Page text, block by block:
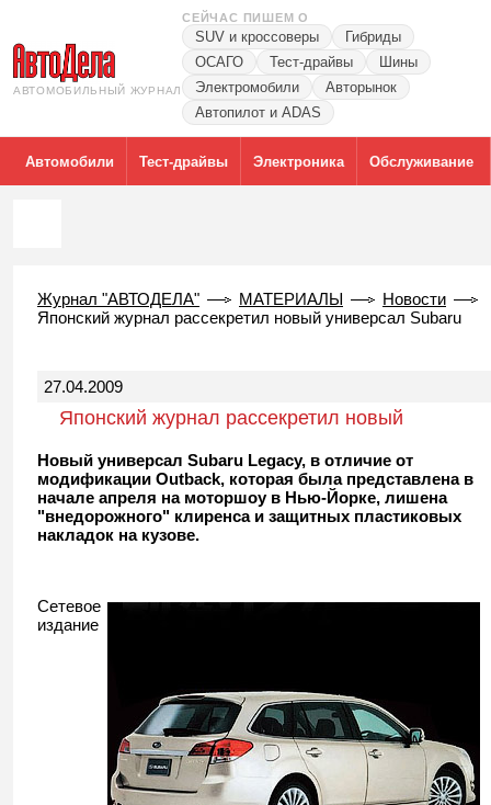
АВТОМОБИЛЬНЫЙ ЖУРНАЛ
СЕЙЧАС ПИШЕМ О
SUV и кроссоверы
Гибриды
ОСАГО
Тест-драйвы
Шины
Электромобили
Авторынок
Автопилот и ADAS
Автомобили Тест-драйвы Электроника Обслуживание
Журнал "АВТОДЕЛА" МАТЕРИАЛЫ
Новости
Японский журнал рассекретил новый универсал Subaru
27.04.2009
Японский журнал рассекретил новый
универсал Subaru
Новый универсал Subaru Legacy, в отличие от
модификации Outback, которая была представлена в
начале апреля на моторшоу в Нью-Йорке, лишена
"внедорожного" клиренса и защитных пластиковых
накладок на кузове.
Сетевое
издание